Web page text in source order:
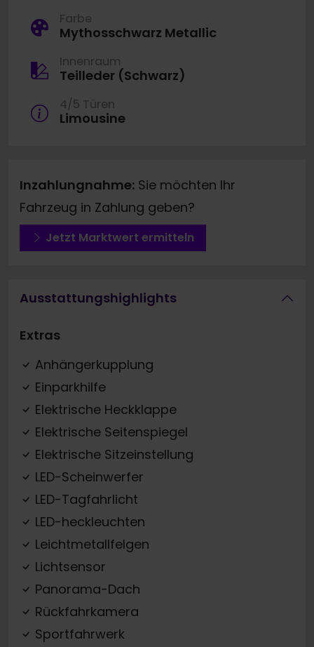
Farbe
Mythosschwarz Metallic
Innenraum
Teilleder (Schwarz)
4/5 Türen
Limousine
Inzahlungnahme: Sie möchten Ihr
Fahrzeug in Zahlung geben?
Jetzt Marktwert ermitteln
Ausstattungshighlights
Extras
Anhängerkupplung
Einparkhilfe
Elektrische Heckklappe
Elektrische Seitenspiegel
Elektrische Sitzeinstellung
LED-Scheinwerfer
LED-Tagfahrlicht
LED-heckleuchten
Leichtmetallfelgen
Lichtsensor
Panorama-Dach
Rückfahrkamera
Sportfahrwerk